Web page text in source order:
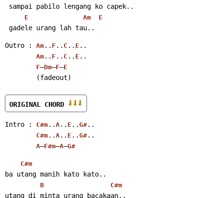
sampai pabilo lengang ko capek..
E Am E
gadele urang lah tau..
Outro : Am .. F .. C .. E ..
Am .. F .. C .. E ..
F–Dm–F–E
        (fadeout)
ORIGINAL CHORD
Intro : C#m .. A .. E .. G# ..
C#m .. A .. E .. G# ..
A–F#m–A–G#
C#m
ba utang manih kato kato..
B C#m
utang di minta urang bacakaan..